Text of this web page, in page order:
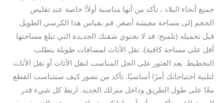
جميع أنحاء البلاد ، تأكد من أنها مناسبة أولاً! خاصة عند تقليص
الحجم إلى مساحة معيشة أصغر. قم بقياس هذا الكرسي الطويل
قبل تحميله (تلميح: قد لا تحتوي شقتك الجديدة التي تبلغ مساحتها
أقل على مساحة كافية). نقل الأثاث لمسافات طويلة يتطلب
التخطيط. يعد العثور على الحل المناسب لنقل الأثاث أو نقل الأثاث
لتلبية احتياجاتك أمرًا أساسيًا. تأكد من تصور كيف ستتناسب القطع
معًا على طول الطريق وداخل منزلك الجديد. اربط كل شيء قدر